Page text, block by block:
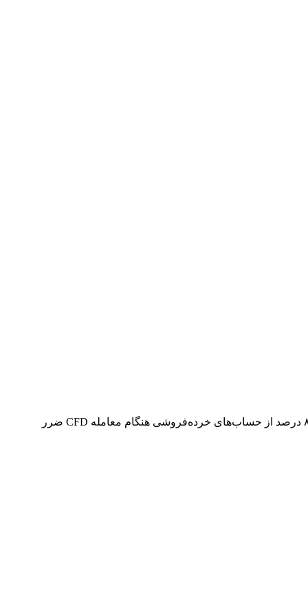
هشدار ریسک: قراردادهای مابه‌التفاوت و فارکس محصولات اهرمی پیچیده‌ای هستند و خطر از دست دادن سریع سرمایه را دارند. ۷۴ تا ۸۹ درصد از حساب‌های خرده‌فروشی هنگام معامله CFD ضرر